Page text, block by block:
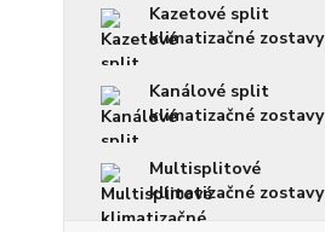
Kazetové split
klimatizačné zostavy
Kanálové split
klimatizačné zostavy
Multisplitové
klimatizačné zostavy